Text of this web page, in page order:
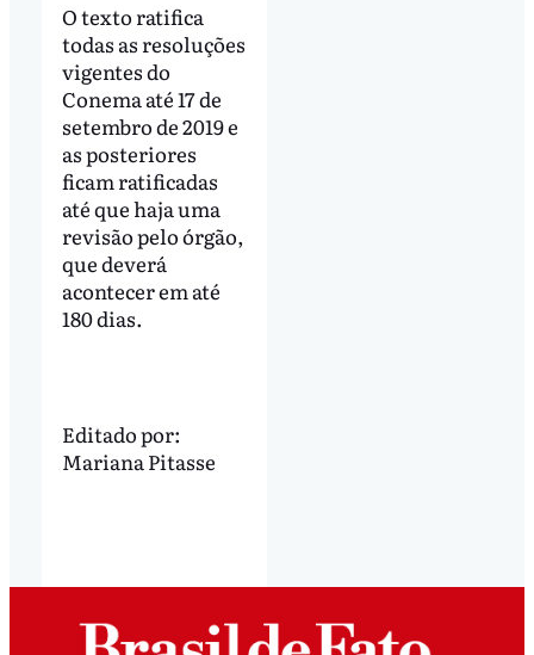
O texto ratifica
todas as resoluções
vigentes do
Conema até 17 de
setembro de 2019 e
as posteriores
ficam ratificadas
até que haja uma
revisão pelo órgão,
que deverá
acontecer em até
180 dias.
Editado por:
Mariana Pitasse